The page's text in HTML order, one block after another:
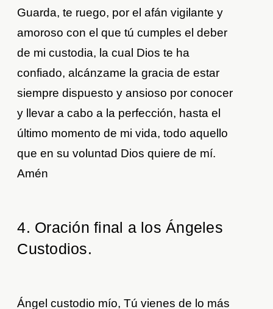
Guarda, te ruego, por el afán vigilante y
amoroso con el que tú cumples el deber
de mi custodia, la cual Dios te ha
confiado, alcánzame la gracia de estar
siempre dispuesto y ansioso por conocer
y llevar a cabo a la perfección, hasta el
último momento de mi vida, todo aquello
que en su voluntad Dios quiere de mí.
Amén
4. Oración final a los Ángeles
Custodios.
Ángel custodio mío, Tú vienes de lo más